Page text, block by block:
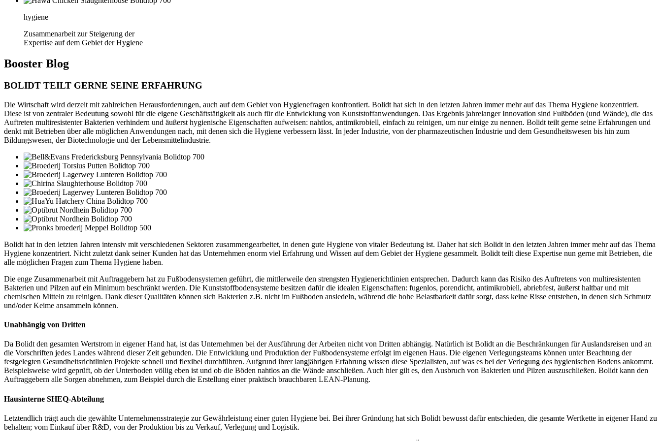
hygiene
Zusammenarbeit zur Steigerung der
Expertise auf dem Gebiet der Hygiene
Booster Blog
BOLIDT TEILT GERNE SEINE ERFAHRUNG
Die Wirtschaft wird derzeit mit zahlreichen Herausforderungen, auch auf dem Gebiet von Hygienefragen konfrontiert. Bolidt hat sich in den letzten Jahren immer mehr auf das Thema Hygiene konzentriert.
Diese ist von zentraler Bedeutung sowohl für die eigene Geschäftstätigkeit als auch für die Entwicklung von Kunststoffanwendungen. Das Ergebnis jahrelanger Innovation sind Fußböden (und Wände), die das
Auftreten multiresistenter Bakterien verhindern und äußerst hygienische Eigenschaften aufweisen: nahtlos, antimikrobiell, einfach zu reinigen, um nur einige zu nennen. Bolidt teilt gerne seine Erfahrungen und
denkt mit Betrieben über alle möglichen Anwendungen nach, mit denen sich die Hygiene verbessern lässt. In jeder Industrie, von der pharmazeutischen Industrie und dem Gesundheitswesen bis hin zum
Bildungswesen, der Biotechnologie und der Lebensmittelindustrie.
Bolidt hat in den letzten Jahren intensiv mit verschiedenen Sektoren zusammengearbeitet, in denen gute Hygiene von vitaler Bedeutung ist. Daher hat sich Bolidt in den letzten Jahren immer mehr auf das Thema
Hygiene konzentriert. Nicht zuletzt dank seiner Kunden hat das Unternehmen enorm viel Erfahrung und Wissen auf dem Gebiet der Hygiene gesammelt. Bolidt teilt diese Expertise nun gerne mit Betrieben, die
alle möglichen Fragen zum Thema Hygiene haben.
Die enge Zusammenarbeit mit Auftraggebern hat zu Fußbodensystemen geführt, die mittlerweile den strengsten Hygienerichtlinien entsprechen. Dadurch kann das Risiko des Auftretens von multiresistenten
Bakterien und Pilzen auf ein Minimum beschränkt werden. Die Kunststoffbodensysteme besitzen dafür die idealen Eigenschaften: fugenlos, porendicht, antimikrobiell, abriebfest, äußerst haltbar und mit
chemischen Mitteln zu reinigen. Dank dieser Qualitäten können sich Bakterien z.B. nicht im Fußboden ansiedeln, während die hohe Belastbarkeit dafür sorgt, dass keine Risse entstehen, in denen sich Schmutz
und/oder Keime ansammeln können.
Unabhängig von Dritten
Da Bolidt den gesamten Wertstrom in eigener Hand hat, ist das Unternehmen bei der Ausführung der Arbeiten nicht von Dritten abhängig. Natürlich ist Bolidt an die Beschränkungen für Auslandsreisen und an
die Vorschriften jedes Landes während dieser Zeit gebunden. Die Entwicklung und Produktion der Fußbodensysteme erfolgt im eigenen Haus. Die eigenen Verlegungsteams können unter Beachtung der
festgelegten Gesundheitsrichtlinien Projekte schnell und flexibel durchführen. Aufgrund ihrer langjährigen Erfahrung wissen diese Spezialisten, auf was es bei der Verlegung des hygienischen Bodens ankommt.
Beispielsweise wird geprüft, ob der Unterboden völlig eben ist und ob die Böden nahtlos an die Wände anschließen. Auch hier gilt es, den Ausbruch von Bakterien und Pilzen auszuschließen. Bolidt kann den
Auftraggebern alle Sorgen abnehmen, zum Beispiel durch die Erstellung einer praktisch brauchbaren LEAN-Planung.
Hausinterne SHEQ-Abteilung
Letztendlich trägt auch die gewählte Unternehmensstrategie zur Gewährleistung einer guten Hygiene bei. Bei ihrer Gründung hat sich Bolidt bewusst dafür entschieden, die gesamte Wertkette in eigener Hand zu
behalten; vom Einkauf über R&D, von der Produktion bis zu Verkauf, Verlegung und Logistik.